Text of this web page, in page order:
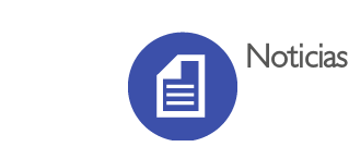
Noticias